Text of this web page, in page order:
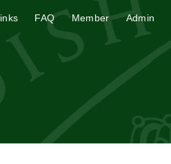
FAQ Member Admin